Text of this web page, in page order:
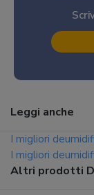
Leggi anche
I migliori
I migliori
Altri prodotti